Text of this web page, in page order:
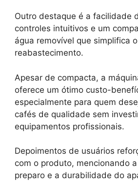
Outro destaque é a facilidade
controles intuitivos e um
água removível que simplifica o
reabastecimento.
Apesar de compacta, a
oferece um ótimo custo-
especialmente para quem
cafés de qualidade sem
equipamentos profissionais.
Depoimentos de usuários
com o produto, mencionando
preparo e a durabilidade do